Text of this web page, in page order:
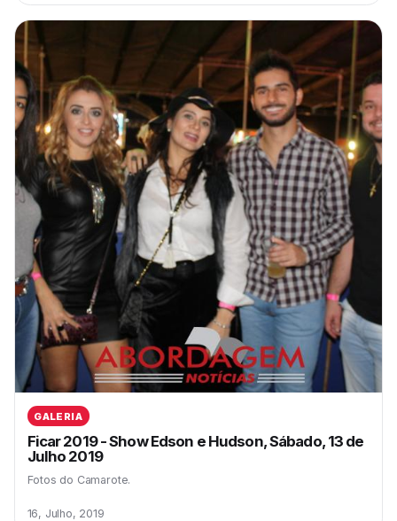
GALERIA
Ficar 2019 - Show Edson e Hudson, Sábado, 13 de
Julho 2019
Fotos do Camarote.
16, Julho, 2019